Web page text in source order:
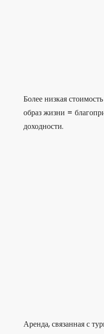
Более низкая
образ жизни =
доходности.
Аренда, связанная с